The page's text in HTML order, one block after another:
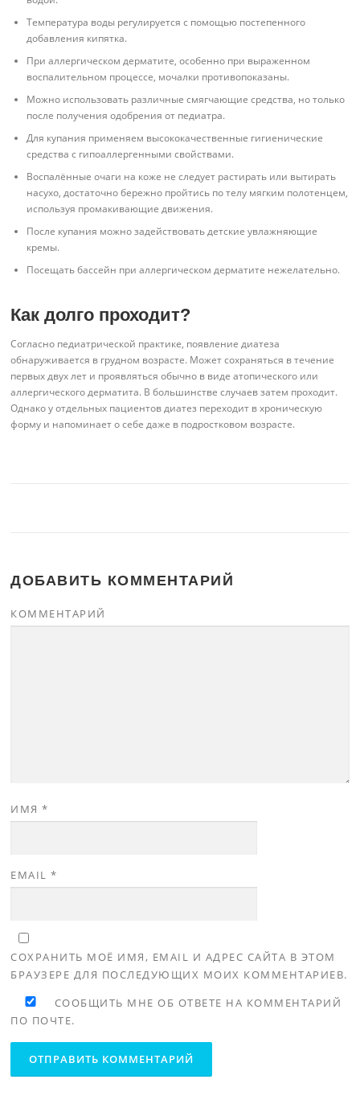
Температура воды регулируется с помощью постепенного
добавления кипятка.
При аллергическом дерматите, особенно при выраженном
воспалительном процессе, мочалки противопоказаны.
Можно использовать различные смягчающие средства, но только
после получения одобрения от педиатра.
Для купания применяем высококачественные гигиенические
средства с гипоаллергенными свойствами.
Воспалённые очаги на коже не следует растирать или вытирать
насухо, достаточно бережно пройтись по телу мягким полотенцем,
используя промакивающие движения.
После купания можно задействовать детские увлажняющие
кремы.
Посещать бассейн при аллергическом дерматите нежелательно.
Как долго проходит?
Согласно педиатрической практике, появление диатеза
обнаруживается в грудном возрасте. Может сохраняться в течение
первых двух лет и проявляться обычно в виде атопического или
аллергического дерматита. В большинстве случаев затем проходит.
Однако у отдельных пациентов диатез переходит в хроническую
форму и напоминает о себе даже в подростковом возрасте.
ДОБАВИТЬ КОММЕНТАРИЙ
КОММЕНТАРИЙ
ИМЯ*
EMAIL*
СОХРАНИТЬ МОЁ ИМЯ, EMAIL И АДРЕС САЙТА В ЭТОМ
БРАУЗЕРЕ ДЛЯ ПОСЛЕДУЮЩИХ МОИХ КОММЕНТАРИЕВ.
СООБЩИТЬ МНЕ ОБ ОТВЕТЕ НА КОММЕНТАРИЙ
ПО ПОЧТЕ.